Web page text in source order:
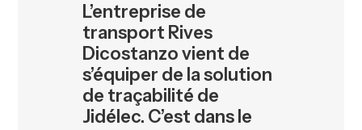
Nous contacter
L’entreprise de
transport Rives
Dicostanzo vient de
s’équiper de la solution
de traçabilité de
Jidélec. C’est dans le